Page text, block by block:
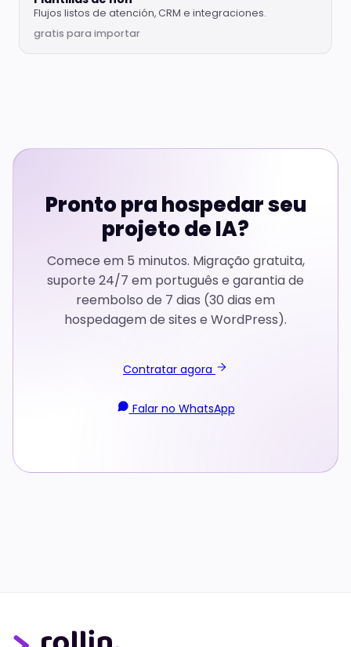
Flujos listos de atención, CRM e integraciones.
gratis para importar
Pronto pra hospedar seu
projeto de IA?
Comece em 5 minutos. Migração gratuita,
suporte 24/7 em português e garantia de
reembolso de 7 dias (30 dias em
hospedagem de sites e WordPress).
Contratar agora
Falar no WhatsApp